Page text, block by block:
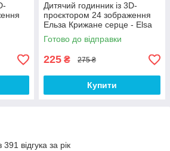
Дитячий годинник із 3D-
проєктором 24 зображення
Ельза Крижане серце - Elsa
Frozen
Готово до відправки
225 ₴ 275 ₴
Купити
відгука за рік